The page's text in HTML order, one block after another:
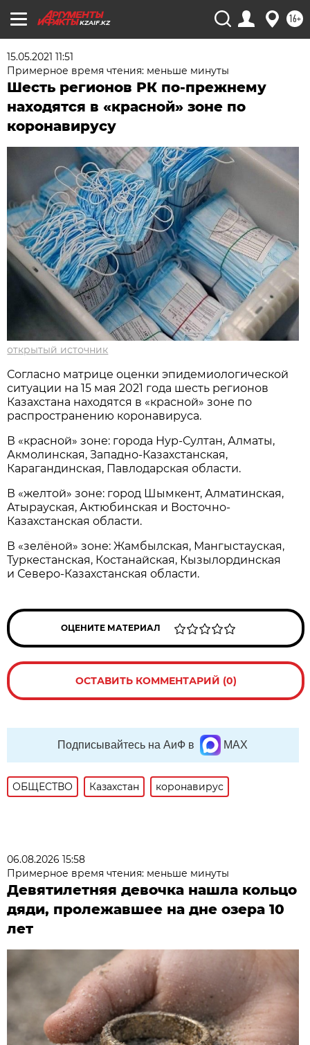
KZAIF.KZ 16+
15.05.2021 11:51
Примерное время чтения: меньше минуты
Шесть регионов РК по-прежнему
находятся в «красной» зоне по
коронавирусу
открытый источник
Согласно матрице оценки эпидемиологической
ситуации на 15 мая 2021 года шесть регионов
Казахстана находятся в «красной» зоне по
распространению коронавируса.
В «красной» зоне: города Нур-Султан, Алматы,
Акмолинская, Западно-Казахстанская,
Карагандинская, Павлодарская области.
В «желтой» зоне: город Шымкент, Алматинская,
Атырауская, Актюбинская и Восточно-
Казахстанская области.
В «зелёной» зоне: Жамбылская, Мангыстауская,
Туркестанская, Костанайская, Кызылординская
и Северо-Казахстанская области.
ОЦЕНИТЕ МАТЕРИАЛ
ОСТАВИТЬ КОММЕНТАРИЙ (0)
Подписывайтесь на АиФ в MAX
ОБЩЕСТВО Казахстан коронавирус
06.08.2026 15:58
Примерное время чтения: меньше минуты
Девятилетняя девочка нашла кольцо
дяди, пролежавшее на дне озера 10
лет